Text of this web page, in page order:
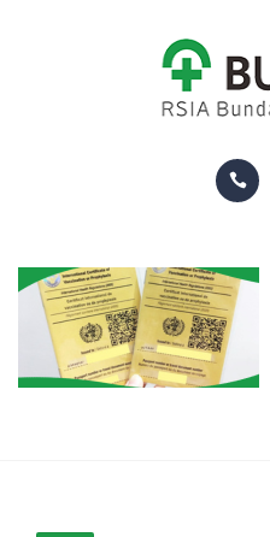
PAKET DAN LAYANAN
DOKTER
RUANG & FASILITAS